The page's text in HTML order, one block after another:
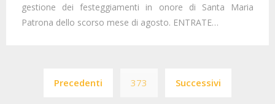
gestione dei festeggiamenti in onore di Santa Maria
Patrona dello scorso mese di agosto. ENTRATE…
degli
Precedenti 373 Successivi